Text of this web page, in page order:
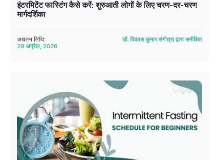
इंटरमिटेंट फास्टिंग कैसे करें: शुरुआती लोगों के लिए चरण-दर-चरण
मार्गदर्शिका
अद्यतन तिथि:
29 अप्रैल, 2026
डॉ. विकास कुमार संगोत्रा ​​द्वारा समीक्षित